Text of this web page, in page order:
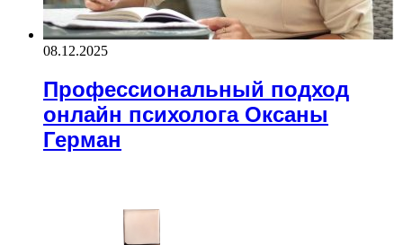
08.12.2025
Профессиональный подход
онлайн психолога Оксаны
Герман